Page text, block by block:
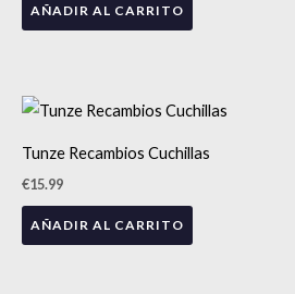
AÑADIR AL CARRITO
Tunze Recambios Cuchillas
€15.99
AÑADIR AL CARRITO